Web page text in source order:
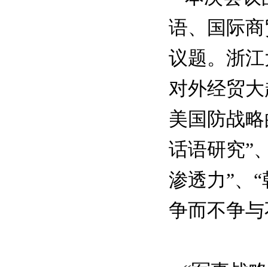
语、国际
议题。浙
对外经贸
美国防战
话语研究”
渗透力”、
争而不争